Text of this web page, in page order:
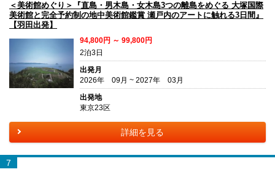
＜美術館めぐり＞『直島・男木島・女木島3つの離島をめぐる 大塚国際
美術館と完全予約制の地中美術館鑑賞 瀬戸内のアートに触れる3日間』
【羽田出発】
94,800円 ～ 99,800円
2泊3日
出発月
2026年 09月 ~ 2027年 03月
出発地
東京23区
詳細を見る
7